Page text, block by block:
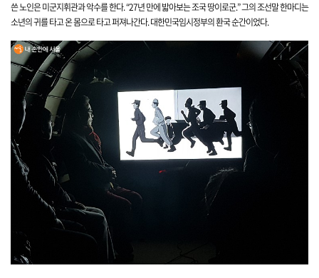
쓴 노인은 미군지휘관과 악수를 한다. “27년 만에 밟아보는 조국 땅이로군.” 그의 조선말 한마디는
소년의 귀를 타고 온 몸으로 타고 퍼져나간다. 대한민국임시정부의 환국 순간이었다.